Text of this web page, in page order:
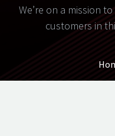
We’re on a mission
customers in